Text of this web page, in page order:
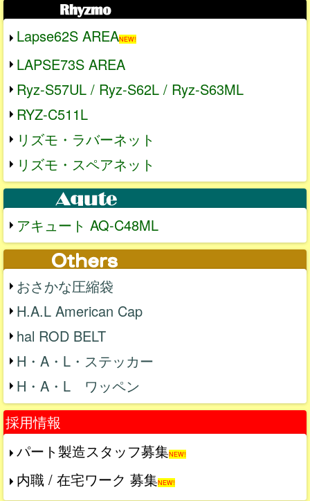
Lapse62S AREANEW!
LAPSE73S AREA
Ryz-S57UL / Ryz-S62L / Ryz-S63ML
RYZ-C511L
リズモ・ラバーネット
リズモ・スペアネット
アキュート AQ-C48ML
おさかな圧縮袋
H.A.L American Cap
hal ROD BELT
H・A・L・ステッカー
H・A・L ワッペン
採用情報
パート製造スタッフ募集NEW!
内職 / 在宅ワーク 募集NEW!